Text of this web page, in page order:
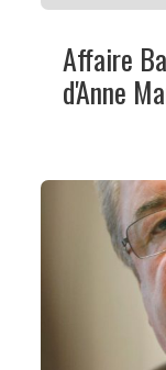
Affaire
d'Anne